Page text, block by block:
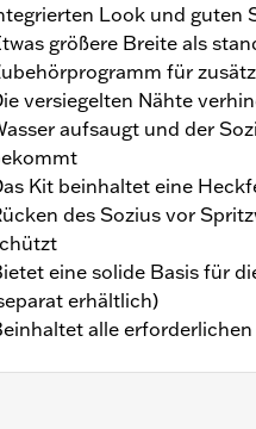
Look und guten
größere Breite als
für
versiegelten Nähte
aufsaugt und der
Kit beinhaltet eine
des Sozius vor
eine solide Basis für
erhältlich)
alle